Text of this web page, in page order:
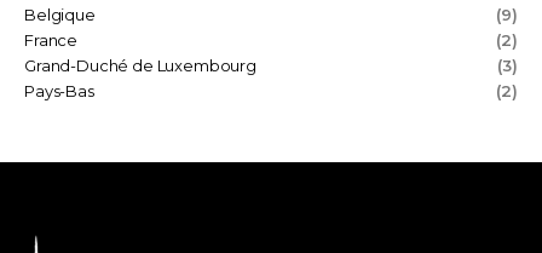
Belgique
(9)
France
(2)
Grand-Duché de Luxembourg
(3)
Pays-Bas
(2)